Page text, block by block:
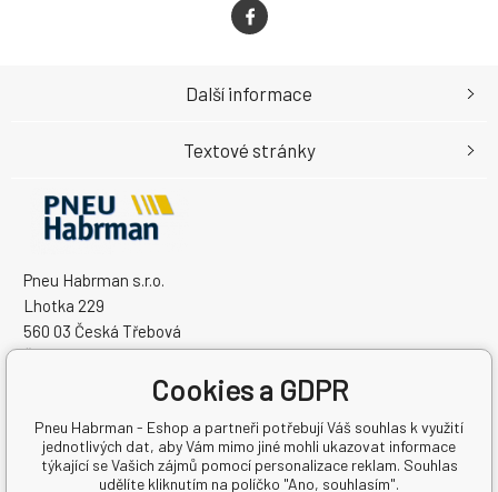
Pneu Habrman s.r.o.
Lhotka 229
560 03 Česká Třebová
Česká Republika
Další informace
Textové stránky
Cookies a GDPR
Pneu Habrman - Eshop a partneři potřebují Váš souhlas k využití
jednotlivých dat, aby Vám mimo jiné mohli ukazovat informace
týkající se Vašich zájmů pomocí personalizace reklam. Souhlas
udělíte kliknutím na políčko "Ano, souhlasím".